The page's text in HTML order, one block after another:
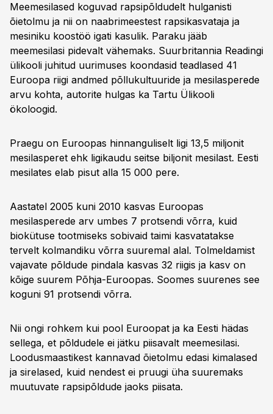
Meemesilased koguvad rapsipõldudelt hulganisti
õietolmu ja nii on naabrimeestest rapsikasvataja ja
mesiniku koostöö igati kasulik. Paraku jääb
meemesilasi pidevalt vähemaks. Suurbritannia Readingi
ülikooli juhitud uurimuses koondasid teadlased 41
Euroopa riigi andmed põllukultuuride ja mesilasperede
arvu kohta, autorite hulgas ka Tartu Ülikooli
ökoloogid.
Praegu on Euroopas hinnanguliselt ligi 13,5 miljonit
mesilasperet ehk ligikaudu seitse biljonit mesilast. Eesti
mesilates elab pisut alla 15 000 pere.
Aastatel 2005 kuni 2010 kasvas Euroopas
mesilasperede arv umbes 7 protsendi võrra, kuid
biokütuse tootmiseks sobivaid taimi kasvatatakse
tervelt kolmandiku võrra suuremal alal. Tolmeldamist
vajavate põldude pindala kasvas 32 riigis ja kasv on
kõige suurem Põhja-Euroopas. Soomes suurenes see
koguni 91 protsendi võrra.
Nii ongi rohkem kui pool Euroopat ja ka Eesti hädas
sellega, et põldudele ei jätku piisavalt meemesilasi.
Loodusmaastikest kannavad õietolmu edasi kimalased
ja sirelased, kuid nendest ei pruugi üha suuremaks
muutuvate rapsipõldude jaoks piisata.